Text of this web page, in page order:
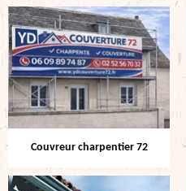
Couvreur charpentier 72